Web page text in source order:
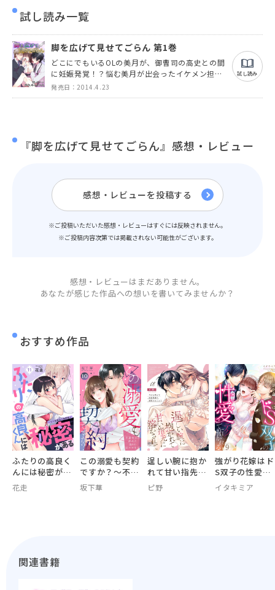
関連書籍
試し読み一覧
脚を広げて見せてごらん 第1巻
どこにでもいるOLの美月が、御曹司の高史との間
に妊娠発覚！？悩む美月が出会ったイケメン担当
医は学生時代の高嶺先輩だった。美月は先輩の目
の前で全裸にさせられ、エッチな診療を受けるハ
発売日：2014.4.23
試し読み
『脚を広げて見せてごらん』感想・レビュー
感想・レビューを投稿する
※ご投稿いただいた感想・レビューはすぐには反映されません。
※ご投稿内容次第では掲載されない可能性がございます。
感想・レビューはまだありません。
あなたが感じた作品への想いを書いてみませんか？
おすすめ作品
ふたりの高良く
んには秘密があ
る～ゼロ距離の
三角関係～
花走
この溺愛も契約
ですか？～不運
女子に訪れた偽
りの甘エロ生活
坂下華
逞しい腕に抱か
れて甘い指先に
溶かされて～今
日も朝まで密着
ピ野
強がり花嫁はド
S双子の性愛テ
クで拓かれる
イタキミア